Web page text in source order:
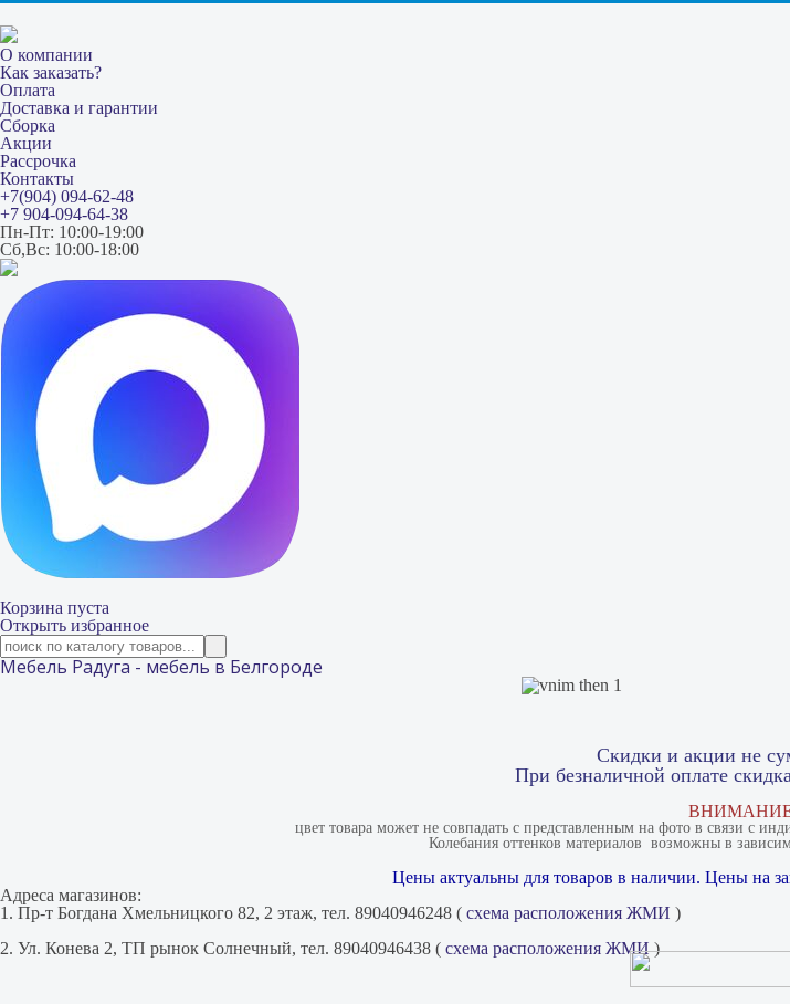
О компании
Как заказать?
Оплата
Доставка и гарантии
Сборка
Акции
Рассрочка
Контакты
+7(904) 094-62-48
+7 904-094-64-38
Пн-Пт: 10:00-19:00
Сб,Вс: 10:00-18:00
Корзина пуста
Открыть избранное
Мебель Радуга - мебель в Белгороде
Скидки и акции не
При безналичной оплате
цвет товара может не совпадать с представленным на фото в связи с
Колебания оттенков материалов​ ​ возможны в
Цены актуальны для товаров в наличии. Цены на
Адреса магазинов:
1. Пр-т Богдана Хмельницкого 82, 2 этаж, тел. 89040946248 ( схема расположения ЖМИ )
2. Ул. Конева 2, ТП рынок Солнечный, тел. 89040946438 ( схема расположения ЖМИ)